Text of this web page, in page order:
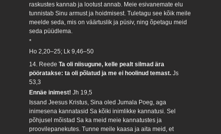
raskustes kannab ja lootust annab. Meie esivanemate elu
tunnistab Sinu armust ja hoidmisest. Tuletagu see kõik meile
meelde seda, mis on väärtuslik ja püsiv, ning õpetagu meid
seda püüdlema.
*
Ho 2,20–25; Lk 9,46–50
14. ReedeTa oli niisugune, kelle pealt silmad ära
pööratakse: ta oli põlatud ja me ei hoolinud temast.Js
53,3
Ennäe inimest!Jh 19,5
Issand Jeesus Kristus, Sina oled Jumala Poeg, aga
inimesena kannatasid Sa kõiki inimlikke kannatusi. Sel
põhjusel mõistad Sa ka meid meie kannatustes ja
proovilepanekutes. Tunne meile kaasa ja aita meid, et